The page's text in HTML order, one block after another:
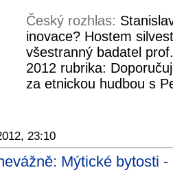
Český rozhlas:
inovace? Hostem
všestranný badatel
2012 rubrika:
za etnickou hudbou s
23:10
Mýtické bytosti